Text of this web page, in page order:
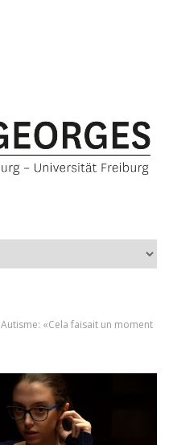
Autisme: «Cela faisait un moment